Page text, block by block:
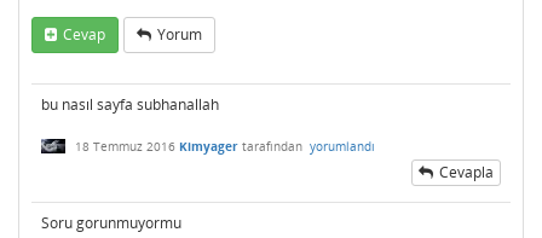
Cevap Yorum
bu nasıl sayfa subhanallah
18 Temmuz 2016 Kimyager tarafından yorumlandı
Cevapla
Soru gorunmuyormu